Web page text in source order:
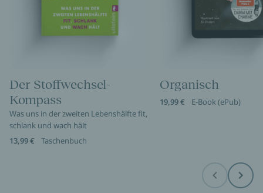
Der Stoffwechsel-
Kompass
Was uns in der zweiten Lebenshälfte fit,
schlank und wach hält
13,99 €
Taschenbuch
Organisch
19,99 € E-Book (ePub)
Before Next